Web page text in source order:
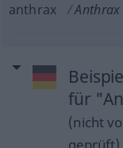
anthrax Anthrax
für
(nicht